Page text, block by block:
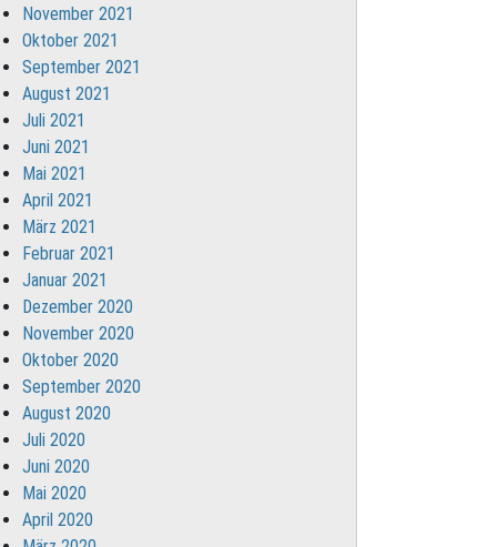
November 2021
Oktober 2021
September 2021
August 2021
Juli 2021
Juni 2021
Mai 2021
April 2021
März 2021
Februar 2021
Januar 2021
Dezember 2020
November 2020
Oktober 2020
September 2020
August 2020
Juli 2020
Juni 2020
Mai 2020
April 2020